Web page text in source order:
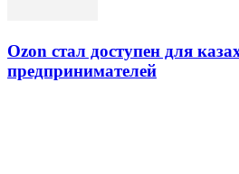
Ozon стал доступен для
предпринимателей